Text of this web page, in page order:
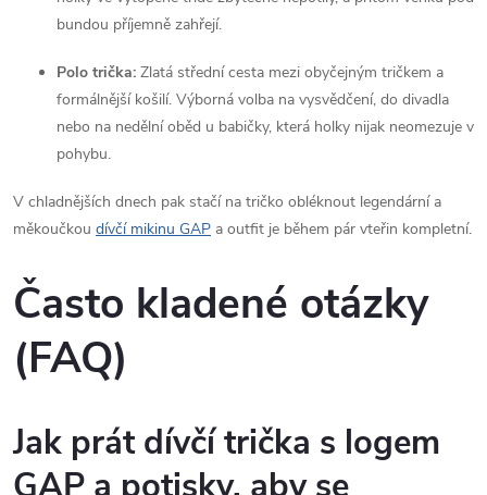
bundou příjemně zahřejí.
Polo trička: Zlatá střední cesta mezi obyčejným tričkem a
formálnější košilí. Výborná volba na vysvědčení, do divadla
nebo na nedělní oběd u babičky, která holky nijak neomezuje v
pohybu.
V chladnějších dnech pak stačí na tričko obléknout legendární a
měkoučkou dívčí mikinu GAP a outfit je během pár vteřin kompletní.
Často kladené otázky
(FAQ)
Jak prát dívčí trička s logem